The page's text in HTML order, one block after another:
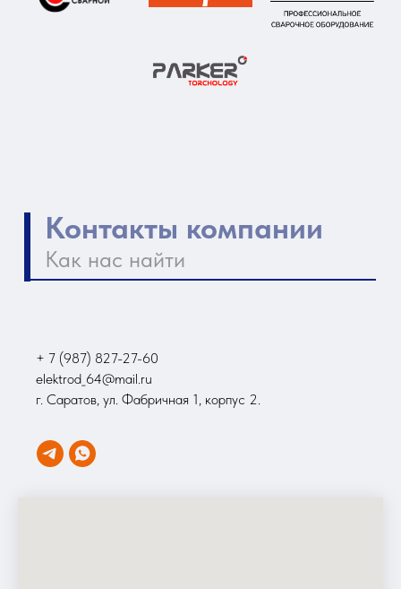
+ 7 (987) 827-27-60
elektrod_64@mail.ru
г. Саратов, ул. Фабричная 1, корпус 2.